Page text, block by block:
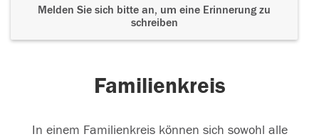
Melden Sie sich bitte an, um eine Erinnerung zu
schreiben
Familienkreis
In einem Familienkreis können sich sowohl alle